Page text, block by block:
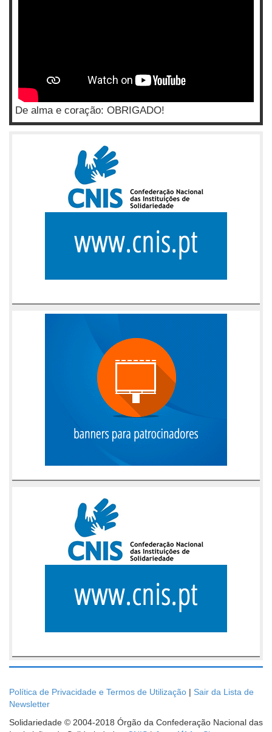
De alma e coração: OBRIGADO!
Política de Privacidade e Termos de Utilização | Sair da Lista de
Newsletter
Solidariedade © 2004-2018 Órgão da Confederação Nacional das